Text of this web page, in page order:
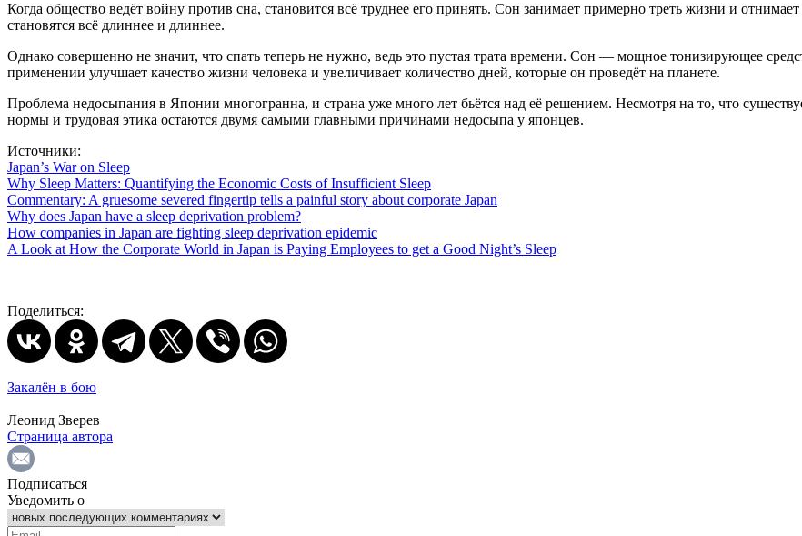
Когда общество ведёт войну против сна, становится всё труднее его принять. Сон занимает примерно треть жизни и
становятся всё длиннее и длиннее.
Однако совершенно не значит, что спать теперь не нужно, ведь это пустая трата времени. Сон — мощное тонизирующее
применении улучшает качество жизни человека и увеличивает количество дней, которые он проведёт на планете.
Проблема недосыпания в Японии многогранна, и страна уже много лет бьётся над её решением. Несмотря на то, что
нормы и трудовая этика остаются двумя самыми главными причинами недосыпа у японцев.
Источники:
Japan’s War on Sleep
Why Sleep Matters: Quantifying the Economic Costs of Insufficient Sleep
Commentary: A gruesome severed fingertip tells a painful story about corporate Japan
Why does Japan have a sleep deprivation problem?
How companies in Japan are fighting sleep deprivation epidemic
A Look at How the Corporate World in Japan is Paying Employees to get a Good Night’s Sleep
Поделиться:
Закалён в бою
Леонид Зверев
Страница автора
Подписаться
Уведомить о